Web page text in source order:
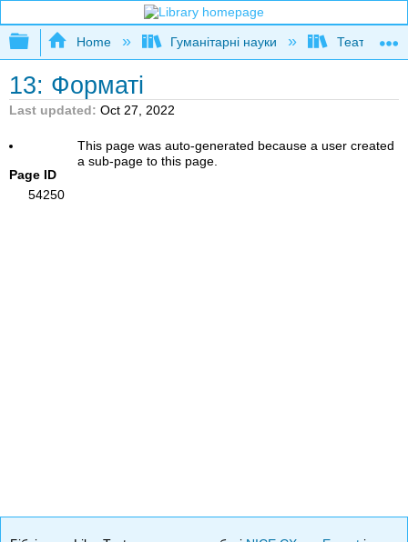
Expand/collapse global hierarchy
Home Гуманітарні науки Театр і кіно
13: Форматі
Last updated Oct 27, 2022
Page ID
54250
This page was auto-generated because a user created
a sub-page to this page.